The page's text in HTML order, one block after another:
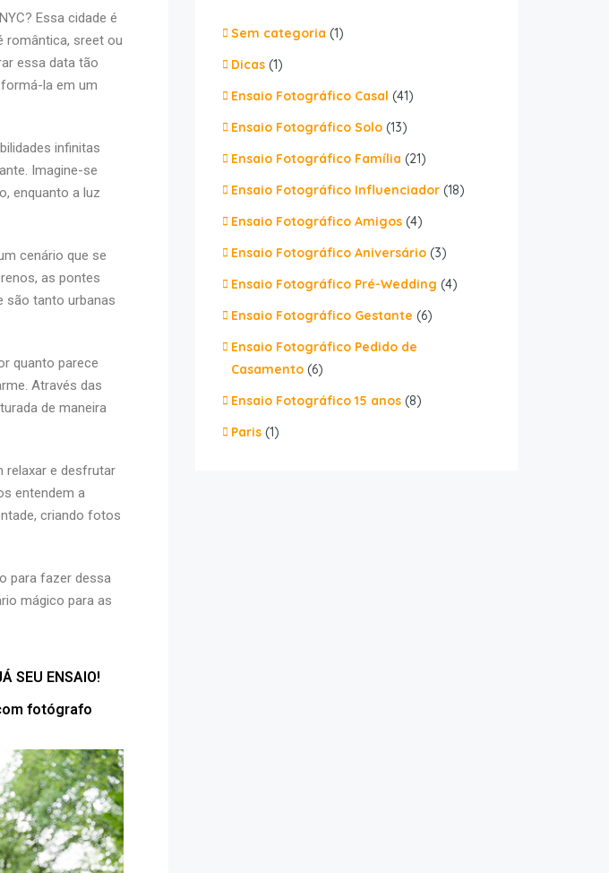
Essa cidade é
romântica, sreet ou
essa data tão
la em um
infinitas
Imagine-se
enquanto a luz
cenário que se
as pontes
são tanto urbanas
quanto parece
Através das
de maneira
relaxar e desfrutar
entendem a
criando fotos
para fazer dessa
mágico para as
SEU ENSAIO!
fotógrafo
Sem categoria (1)
Dicas (1)
Ensaio Fotográfico Casal (41)
Ensaio Fotográfico Solo (13)
Ensaio Fotográfico Família (21)
Ensaio Fotográfico Influenciador (18)
Ensaio Fotográfico Amigos (4)
Ensaio Fotográfico Aniversário (3)
Ensaio Fotográfico Pré-Wedding (4)
Ensaio Fotográfico Gestante (6)
Ensaio Fotográfico Pedido de
Casamento (6)
Ensaio Fotográfico 15 anos (8)
Paris (1)